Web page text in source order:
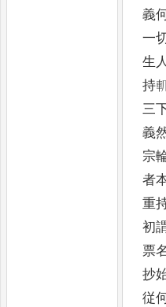
義
一
生人
持
三
義
宗
者
重
初
票
抄
従